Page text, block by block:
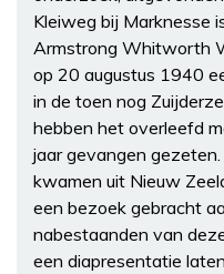
Kleiweg bij Marknesse
Armstrong Whitworth
op 20 augustus 1940
in de toen nog
hebben het overleefd
jaar gevangen
kwamen uit Nieuw
een bezoek gebracht
nabestaanden van
een diapresentatie